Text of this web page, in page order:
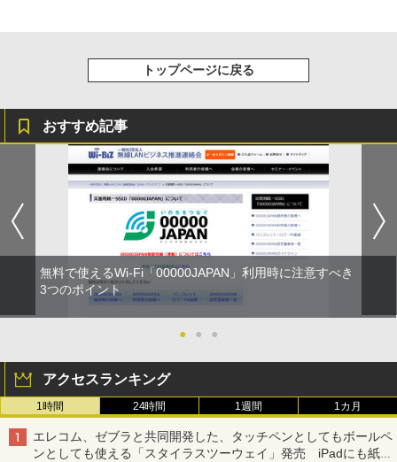
トップページに戻る
おすすめ記事
無料で使えるWi-Fi「00000JAPAN」利用時に注意すべき
3つのポイント
● ● ●
アクセスランキング
1時間 24時間 1週間 1カ月
エレコム、ゼブラと共同開発した、タッチペンとしてもボールペ
ンとしても使える「スタイラスツーウェイ」発売 iPadにも紙に